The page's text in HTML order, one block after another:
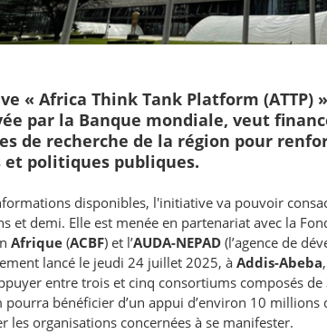
« Africa Think Tank Platform
par la Banque mondiale, veut
de recherche de la région pour
et politiques publiques.
disponibles, l'initiative va pouvoir
et demi. Elle est menée en partenariat avec la
Afrique (ACBF) et l’AUDA-NEPAD (l’agence de
lancé le jeudi 24 juillet 2025, à Addis-Abeba
entre trois et cinq consortiums composés de
bénéficier d’un appui d’environ 10 millions
les organisations concernées à se manifester.